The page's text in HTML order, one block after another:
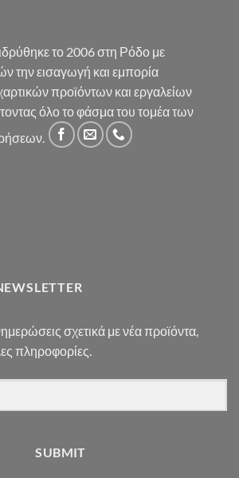
το 2006 στη Ρόδο με
την εισαγωγή και εμπορία
προϊόντων και εργαλείων
όλο το φάσμα του τομέα των
σχετικά με νέα προϊόντα,
πληροφορίες.
SUBMIT